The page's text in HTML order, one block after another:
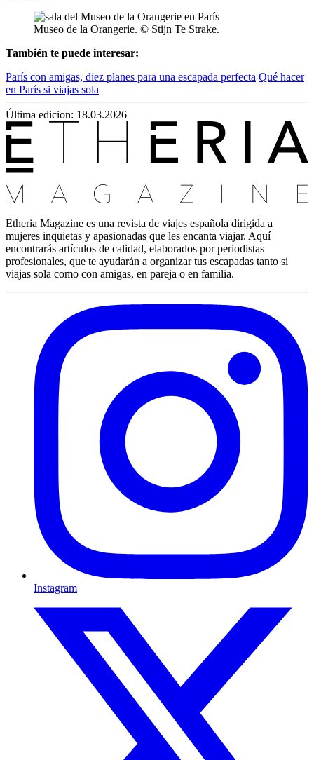
Museo de la Orangerie. © Stijn Te Strake.
También te puede interesar:
París con amigas, diez planes para una escapada perfecta Qué hacer
en París si viajas sola
Última edicion: 18.03.2026
Etheria Magazine es una revista de viajes española dirigida a
mujeres inquietas y apasionadas que les encanta viajar. Aquí
encontrarás artículos de calidad, elaborados por periodistas
profesionales, que te ayudarán a organizar tus escapadas tanto si
viajas sola como con amigas, en pareja o en familia.
Instagram